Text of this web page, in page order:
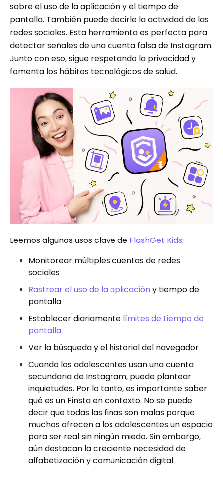
sobre el uso de la aplicación y el tiempo de
pantalla. También puede decirle la actividad de las
redes sociales. Esta herramienta es perfecta para
detectar señales de una cuenta falsa de Instagram.
Junto con eso, sigue respetando la privacidad y
fomenta los hábitos tecnológicos de salud.
Leemos algunos usos clave de FlashGet Kids:
Monitorear múltiples cuentas de redes
sociales
Rastrear el uso de la aplicación y tiempo de
pantalla
Establecer diariamente límites de tiempo de
pantalla
Ver la búsqueda y el historial del navegador
Cuando los adolescentes usan una cuenta
secundaria de Instagram, puede plantear
inquietudes. Por lo tanto, es importante saber
qué es un Finsta en contexto. No se puede
decir que todas las finas son malas porque
muchos ofrecen a los adolescentes un espacio
para ser real sin ningún miedo. Sin embargo,
aún destacan la creciente necesidad de
alfabetización y comunicación digital.